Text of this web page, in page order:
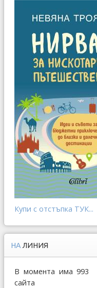
Купи с отстъпка ТУК...
НА ЛИНИЯ
В момента има 993
сайта